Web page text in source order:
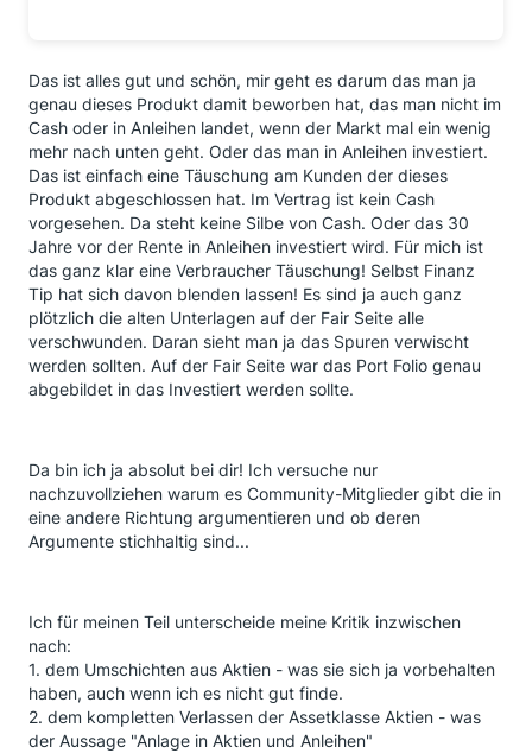
Das ist alles gut und schön, mir geht es darum das man ja
genau dieses Produkt damit beworben hat, das man nicht im
Cash oder in Anleihen landet, wenn der Markt mal ein wenig
mehr nach unten geht. Oder das man in Anleihen investiert.
Das ist einfach eine Täuschung am Kunden der dieses
Produkt abgeschlossen hat. Im Vertrag ist kein Cash
vorgesehen. Da steht keine Silbe von Cash. Oder das 30
Jahre vor der Rente in Anleihen investiert wird. Für mich ist
das ganz klar eine Verbraucher Täuschung! Selbst Finanz
Tip hat sich davon blenden lassen! Es sind ja auch ganz
plötzlich die alten Unterlagen auf der Fair Seite alle
verschwunden. Daran sieht man ja das Spuren verwischt
werden sollten. Auf der Fair Seite war das Port Folio genau
abgebildet in das Investiert werden sollte.
Da bin ich ja absolut bei dir! Ich versuche nur
nachzuvollziehen warum es Community-Mitglieder gibt die in
eine andere Richtung argumentieren und ob deren
Argumente stichhaltig sind...
Ich für meinen Teil unterscheide meine Kritik inzwischen
nach:
1. dem Umschichten aus Aktien - was sie sich ja vorbehalten
haben, auch wenn ich es nicht gut finde.
2. dem kompletten Verlassen der Assetklasse Aktien - was
der Aussage "Anlage in Aktien und Anleihen"